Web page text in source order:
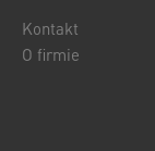
Kontakt
O firmie